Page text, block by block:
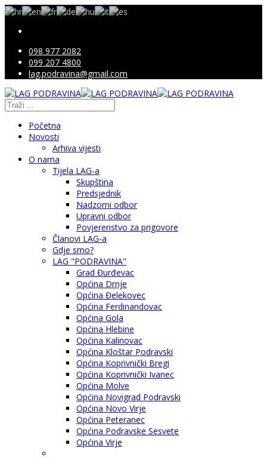
098 977 2082
099 207 4800
lag.podravina@gmail.com
Početna
Novosti
Arhiva vijesti
O nama
Tijela LAG-a
Skupština
Predsjednik
Nadzorni odbor
Upravni odbor
Povjerenstvo za prigovore
Članovi LAG-a
Gdje smo?
LAG "PODRAVINA"
Grad Đurđevac
Općina Drnje
Općina Đelekovec
Općina Ferdinandovac
Općina Gola
Općina Hlebine
Općina Kalinovac
Općina Kloštar Podravski
Općina Koprivnički Bregi
Općina Koprivnički Ivanec
Općina Molve
Općina Novigrad Podravski
Općina Novo Virje
Općina Peteranec
Općina Podravske Sesvete
Općina Virje